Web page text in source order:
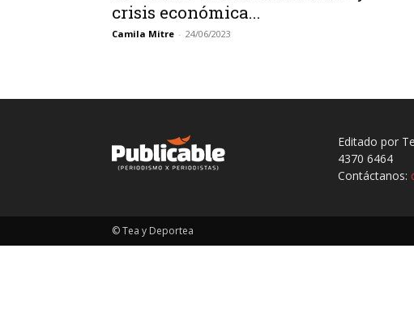
crisis económica...
Camila Mitre - 24/06/2023
Editado por
4370 6464
Contáctanos:
© Tea y Deportea